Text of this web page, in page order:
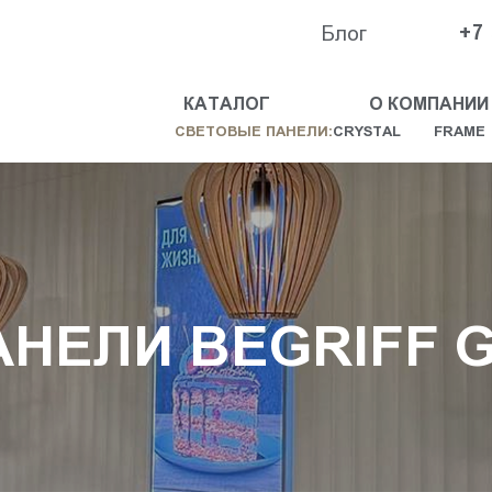
Блог +7
КАТАЛОГ О КОМПАНИИ
СВЕТОВЫЕ ПАНЕЛИ:CRYSTAL FRAME
BEGRIFF